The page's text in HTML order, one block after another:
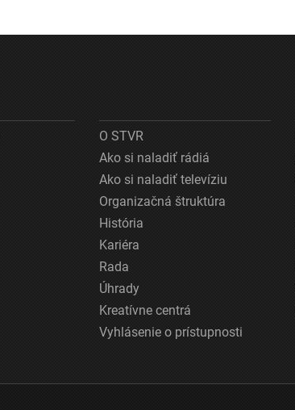
O STVR
Ako si naladiť rádiá
Ako si naladiť televíziu
Organizačná štruktúra
História
Kariéra
Rada
Úhrady
Kreatívne centrá
Vyhlásenie o prístupnosti